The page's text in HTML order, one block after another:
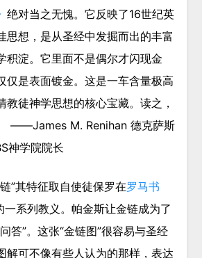
绝对当之无愧。 它反映了16世纪英
思想， 是从圣经中发掘而出的丰富
积淀。它里面不是偶尔才闪现金
仅是表面镀金。这是一车含量极高
教徒神学思想的核心宝藏。读之，
——James M. Renihan 德克萨斯
神学院院长
”其特征取自使徒保罗在罗马书
一系列教义。帕金斯让金链成为了
答”。这张“金链图”很容易与圣经
解可不像有些人认为的那样，表达